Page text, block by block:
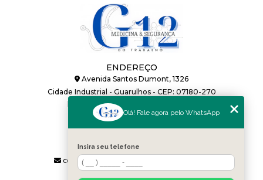
ENDEREÇO
Avenida Santos Dumont, 1326
Cidade Industrial - Guarulhos - CEP: 07180-270
HORÁRIO DE ATENDIMENTO
Segunda a Sexta: 08h às 17:48h
CONTATOS
(11) 91120-4270
contato@g12medicinadotrabalho.com.br
MENU
Olá! Fale agora pelo WhatsApp
Insira seu telefone